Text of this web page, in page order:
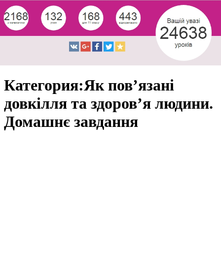
Категория:Як пов’язані
довкілля та здоров’я людини.
Домашнє завдання